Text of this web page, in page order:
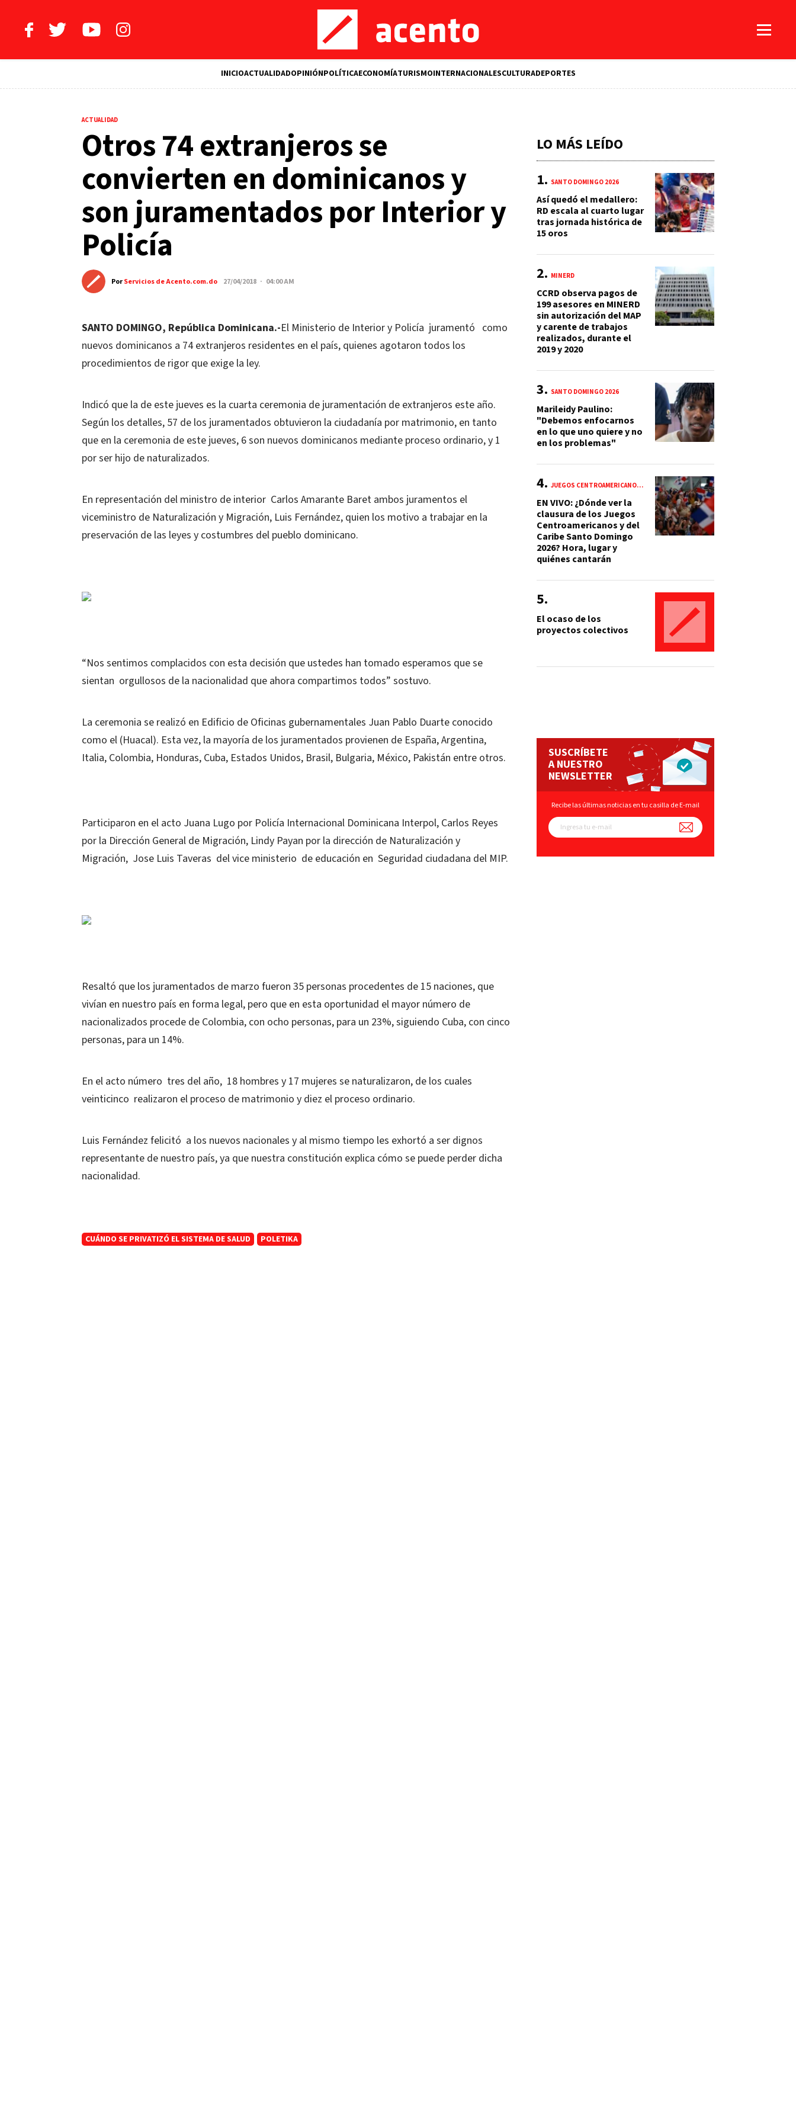
INICIOACTUALIDADOPINIÓNPOLÍTICAECONOMÍATURISMOINTERNACIONALESCULTURADEPORTES
ACTUALIDAD
Otros 74 extranjeros se
convierten en dominicanos y
son juramentados por Interior y
Policía
PorServicios de Acento.com.do 27/04/2018 · 04:00 AM
SANTO DOMINGO, República Dominicana.-El Ministerio de Interior y Policía juramentó como
nuevos dominicanos a 74 extranjeros residentes en el país, quienes agotaron todos los
procedimientos de rigor que exige la ley.
Indicó que la de este jueves es la cuarta ceremonia de juramentación de extranjeros este año.
Según los detalles, 57 de los juramentados obtuvieron la ciudadanía por matrimonio, en tanto
que en la ceremonia de este jueves, 6 son nuevos dominicanos mediante proceso ordinario, y 1
por ser hijo de naturalizados.
En representación del ministro de interior Carlos Amarante Baret ambos juramentos el
viceministro de Naturalización y Migración, Luis Fernández, quien los motivo a trabajar en la
preservación de las leyes y costumbres del pueblo dominicano.
“Nos sentimos complacidos con esta decisión que ustedes han tomado esperamos que se
sientan orgullosos de la nacionalidad que ahora compartimos todos” sostuvo.
La ceremonia se realizó en Edificio de Oficinas gubernamentales Juan Pablo Duarte conocido
como el (Huacal). Esta vez, la mayoría de los juramentados provienen de España, Argentina,
Italia, Colombia, Honduras, Cuba, Estados Unidos, Brasil, Bulgaria, México, Pakistán entre otros.
Participaron en el acto Juana Lugo por Policía Internacional Dominicana Interpol, Carlos Reyes
por la Dirección General de Migración, Lindy Payan por la dirección de Naturalización y
Migración, Jose Luis Taveras del vice ministerio de educación en Seguridad ciudadana del MIP.
Resaltó que los juramentados de marzo fueron 35 personas procedentes de 15 naciones, que
vivían en nuestro país en forma legal, pero que en esta oportunidad el mayor número de
nacionalizados procede de Colombia, con ocho personas, para un 23%, siguiendo Cuba, con cinco
personas, para un 14%.
En el acto número tres del año, 18 hombres y 17 mujeres se naturalizaron, de los cuales
veinticinco realizaron el proceso de matrimonio y diez el proceso ordinario.
Luis Fernández felicitó a los nuevos nacionales y al mismo tiempo les exhortó a ser dignos
representante de nuestro país, ya que nuestra constitución explica cómo se puede perder dicha
nacionalidad.
CUÁNDO SE PRIVATIZÓ EL SISTEMA DE SALUD POLETIKA
LO MÁS LEÍDO
SANTO DOMINGO 2026
Así quedó el medallero:
RD escala al cuarto lugar
tras jornada histórica de
15 oros
MINERD
CCRD observa pagos de
199 asesores en MINERD
sin autorización del MAP
y carente de trabajos
realizados, durante el
2019 y 2020
SANTO DOMINGO 2026
Marileidy Paulino:
"Debemos enfocarnos
en lo que uno quiere y no
en los problemas"
JUEGOS CENTROAMERICANOS Y DEL CARIBE 2026
EN VIVO: ¿Dónde ver la
clausura de los Juegos
Centroamericanos y del
Caribe Santo Domingo
2026? Hora, lugar y
quiénes cantarán
El ocaso de los
proyectos colectivos
SUSCRÍBETE
A NUESTRO
NEWSLETTER
Recibe las últimas noticias en tu casilla de E-mail